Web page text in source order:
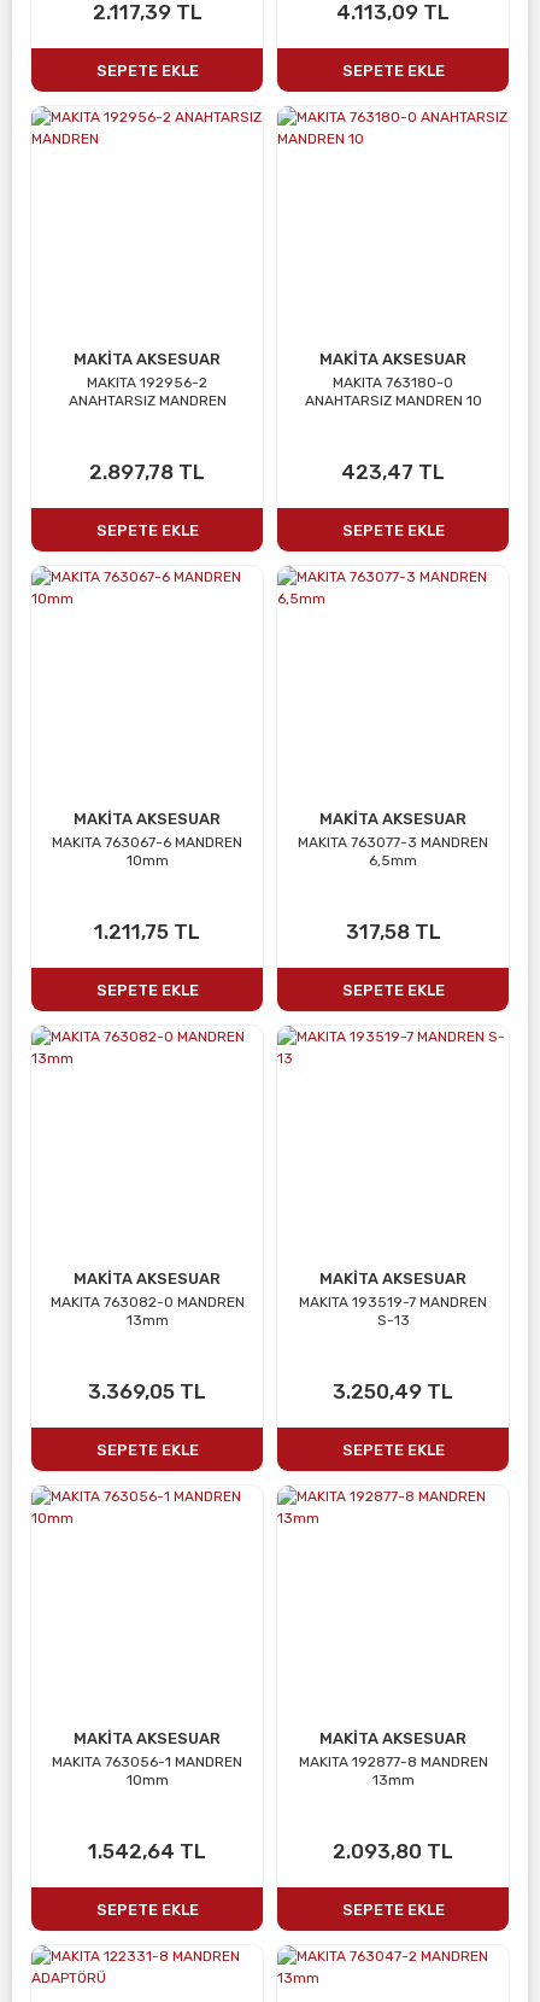
2.117,39 TL
SEPETE EKLE
4.113,09 TL
SEPETE EKLE
MAKİTA AKSESUAR
MAKITA 192956-2
ANAHTARSIZ MANDREN
2.897,78 TL
SEPETE EKLE
MAKİTA AKSESUAR
MAKITA 763180-0
ANAHTARSIZ MANDREN 10
423,47 TL
SEPETE EKLE
MAKİTA AKSESUAR
MAKITA 763067-6 MANDREN
10mm
1.211,75 TL
SEPETE EKLE
MAKİTA AKSESUAR
MAKITA 763077-3 MANDREN
6,5mm
317,58 TL
SEPETE EKLE
MAKİTA AKSESUAR
MAKITA 763082-0 MANDREN
13mm
3.369,05 TL
SEPETE EKLE
MAKİTA AKSESUAR
MAKITA 193519-7 MANDREN
S-13
3.250,49 TL
SEPETE EKLE
MAKİTA AKSESUAR
MAKITA 763056-1 MANDREN
10mm
1.542,64 TL
SEPETE EKLE
MAKİTA AKSESUAR
MAKITA 192877-8 MANDREN
13mm
2.093,80 TL
SEPETE EKLE